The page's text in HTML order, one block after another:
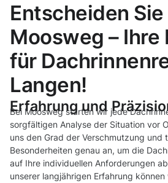
Entscheiden
Moosweg – Ihre
für
Langen!
Erfahrung und
Bei Moosweg starten wir jede
sorgfältigen Analyse der Situation vor
uns den Grad der Verschmutzung und
Besonderheiten genau an, um die
auf Ihre individuellen Anforderungen
unserer langjährigen Erfahrung